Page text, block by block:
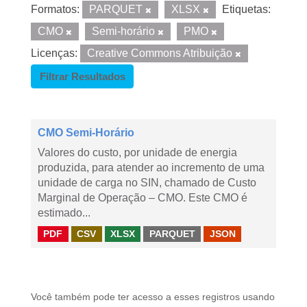
Formatos: PARQUET XLSX
Etiquetas:
CMO
Semi-horário
PMO
Licenças:
Creative Commons Atribuição
Filtrar Resultados
CMO Semi-Horário
Valores do custo, por unidade de energia
produzida, para atender ao incremento de uma
unidade de carga no SIN, chamado de Custo
Marginal de Operação – CMO. Este CMO é
estimado...
PDF CSV XLSX PARQUET JSON
Você também pode ter acesso a esses registros usando